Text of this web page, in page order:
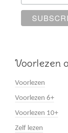
Voorlezen
Voorlezen
Voorlezen 6+
Voorlezen 10+
Zelf lezen